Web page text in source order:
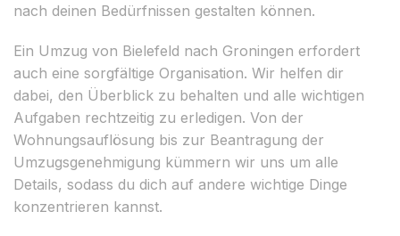
nach deinen Bedürfnissen gestalten können.
Ein Umzug von Bielefeld nach Groningen erfordert
auch eine sorgfältige Organisation. Wir helfen dir
dabei, den Überblick zu behalten und alle wichtigen
Aufgaben rechtzeitig zu erledigen. Von der
Wohnungsauflösung bis zur Beantragung der
Umzugsgenehmigung kümmern wir uns um alle
Details, sodass du dich auf andere wichtige Dinge
konzentrieren kannst.